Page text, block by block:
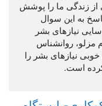
زندگی ما را پوشش
به این سوال
نیازهای بشر
مزلو، روانشناس
خوبی نیازهای بشر را
است.